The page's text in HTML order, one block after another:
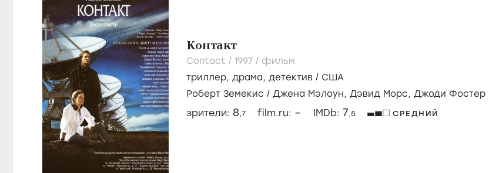
Контакт
Contact / 1997 / фильм
триллер, драма, детектив / США
Роберт Земекис / Джена Мэлоун, Дэвид Морс, Джоди Фостер
зрители: 8,7 film.ru: – IMDb: 7,5 СРЕДНИЙ